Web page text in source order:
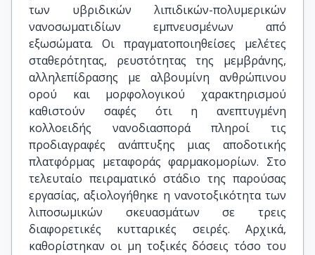
των υβριδικών λιπιδικών-πολυμερικών
νανοσωματιδίων εμπνευσμένων από
εξωσώματα. Οι πραγματοποιηθείσες μελέτες
σταθερότητας, ρευστότητας της μεμβράνης,
αλληλεπίδρασης με αλβουμίνη ανθρώπινου
ορού και μορφολογικού χαρακτηρισμού
καθιστούν σαφές ότι η ανεπτυγμένη
κολλοειδής νανοδιασπορά πληροί τις
προδιαγραφές ανάπτυξης μιας αποδοτικής
πλατφόρμας μεταφοράς φαρμακομορίων. Στο
τελευταίο πειραματικό στάδιο της παρούσας
εργασίας, αξιολογήθηκε η νανοτοξικότητα των
λιποσωμικών σκευασμάτων σε τρεις
διαφορετικές κυτταρικές σειρές. Αρχικά,
καθορίστηκαν οι μη τοξικές δόσεις τόσο του